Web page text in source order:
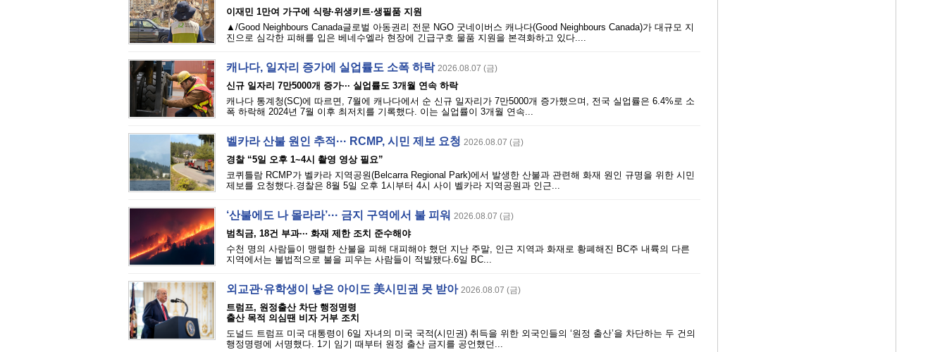
이재민 1만여 가구에 식량·위생키트·생필품 지원
▲/Good Neighbours Canada글로벌 아동권리 전문 NGO 굿네이버스 캐나다(Good Neighbours Canada)가 대규모 지
진으로 심각한 피해를 입은 베네수엘라 현장에 긴급구호 물품 지원을 본격화하고 있다....
캐나다, 일자리 증가에 실업률도 소폭 하락 2026.08.07 (금)
신규 일자리 7만5000개 증가··· 실업률도 3개월 연속 하락
캐나다 통계청(SC)에 따르면, 7월에 캐나다에서 순 신규 일자리가 7만5000개 증가했으며, 전국 실업률은 6.4%로 소
폭 하락해 2024년 7월 이후 최저치를 기록했다. 이는 실업률이 3개월 연속...
벨카라 산불 원인 추적··· RCMP, 시민 제보 요청 2026.08.07 (금)
경찰 “5일 오후 1~4시 촬영 영상 필요”
코퀴틀람 RCMP가 벨카라 지역공원(Belcarra Regional Park)에서 발생한 산불과 관련해 화재 원인 규명을 위한 시민
제보를 요청했다.경찰은 8월 5일 오후 1시부터 4시 사이 벨카라 지역공원과 인근...
‘산불에도 나 몰라라’··· 금지 구역에서 불 피워 2026.08.07 (금)
범칙금, 18건 부과··· 화재 제한 조치 준수해야
수천 명의 사람들이 맹렬한 산불을 피해 대피해야 했던 지난 주말, 인근 지역과 화재로 황폐해진 BC주 내륙의 다른
지역에서는 불법적으로 불을 피우는 사람들이 적발됐다.6일 BC...
외교관·유학생이 낳은 아이도 美시민권 못 받아 2026.08.07 (금)
트럼프, 원정출산 차단 행정명령
출산 목적 의심땐 비자 거부 조치
도널드 트럼프 미국 대통령이 6일 자녀의 미국 국적(시민권) 취득을 위한 외국인들의 ‘원정 출산’을 차단하는 두 건의
행정명령에 서명했다. 1기 임기 때부터 원정 출산 금지를 공언했던...